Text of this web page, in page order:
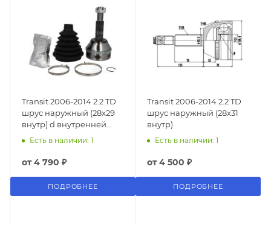
Transit 2006-2014 2.2 TD
шрус наружный (28x29
внутр) d внутренней
шлицевой - 32мм
Есть в наличии: 1
от4 790 ₽
ПОДРОБНЕЕ
Transit 2006-2014 2.2 TD
шрус наружный (28x31
внутр)
Есть в наличии: 1
от4 500 ₽
ПОДРОБНЕЕ